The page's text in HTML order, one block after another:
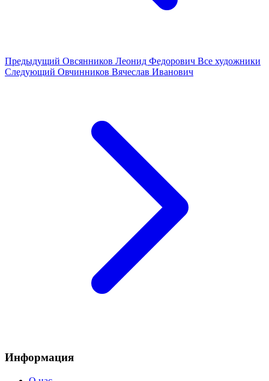
Предыдущий Овсянников Леонид Федорович Все художники
Следующий Овчинников Вячеслав Иванович
Информация